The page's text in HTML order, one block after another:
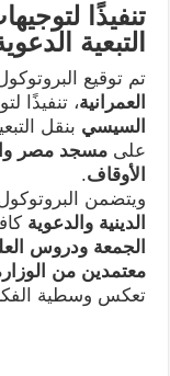
تنفيذًا
التبعية
تم توقيع
العمرانية، تنفيذًا
السيسيبنقل
على مسجد مصر
الأوقاف.
ويتضمن
الدينية والدعوية
الجمعة ودروس
معتمدين من
تعكس وسطية